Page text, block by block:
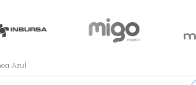
Azul